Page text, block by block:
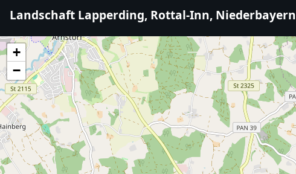
Landschaft Lapperding, Rottal-Inn, Niederbayern
+
−